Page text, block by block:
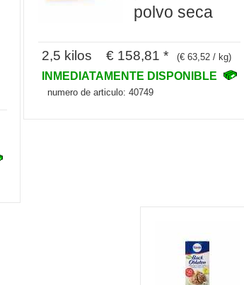
polvo seca
2,5 kilos € 158,81 * (€ 63,52 / kg)
INMEDIATAMENTE DISPONIBLE
numero de articulo: 40749